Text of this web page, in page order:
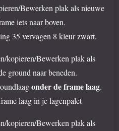
Bewerken plak als nieuwe
iets naar boven.
35 vervagen 8 kleur zwart.
kopieren/Bewerken plak als
ground naar beneden.
onder de frame laag.
laag in je lagenpalet
kopieren/Bewerken plak als